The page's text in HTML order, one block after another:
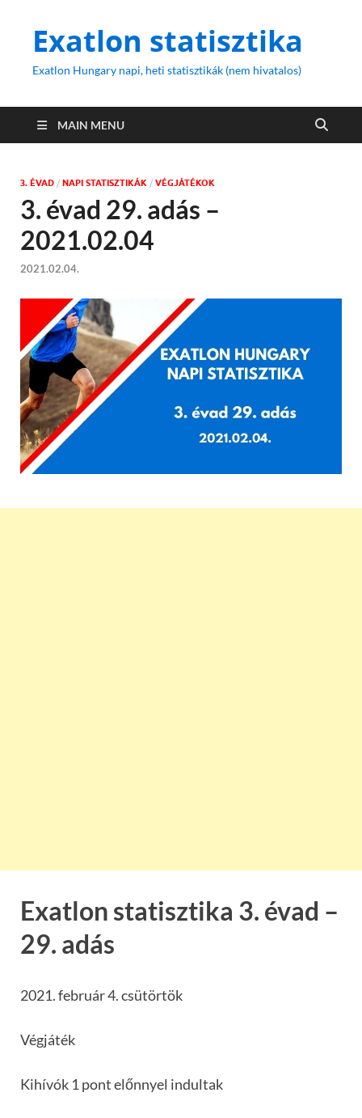
Exatlon statisztika
Exatlon Hungary napi, heti statisztikák (nem hivatalos)
MAIN MENU
3. ÉVAD / NAPI STATISZTIKÁK / VÉGJÁTÉKOK
3. évad 29. adás –
2021.02.04
2021.02.04.
Exatlon statisztika 3. évad –
29. adás
2021. február 4. csütörtök
Végjáték
Kihívók 1 pont előnnyel indultak